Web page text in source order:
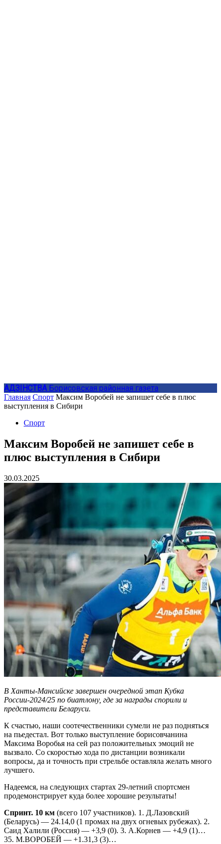
АДЗIНСТВА Борисовская районная газета
Главная Спорт Максим Воробей не запишет себе в плюс
выступления в Сибири
Спорт
Максим Воробей не запишет себе в
плюс выступления в Сибири
30.03.2025
В Ханты-Мансийске завершен очередной этап Кубка
России-2024/25 по биатлону, где за награды спорили и
представители Беларуси.
К счастью, наши соотечественники сумели не раз подняться
на пьедестал. Вот только выступление борисовчанина
Максима Воробья на сей раз положительных эмоций не
вызвало. Со скоростью хода по дистанции возникали
вопросы, да и точность при стрельбе оставляла желать много
лучшего.
Надеемся, на следующих стартах 29-летний спортсмен
продемонстрирует куда более хорошие результаты!
Спринт. 10 км (всего 107 участников). 1. Д.Лазовский
(Беларусь) — 24.14,0 (1 промах на двух огневых рубежах). 2.
Саид Халили (Россия) — +3,9 (0). 3. А.Корнев — +4,9 (1)…
35. М.ВОРОБЕЙ — +1.31,3 (3)…